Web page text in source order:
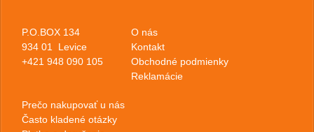
P.O.BOX 134
934 01 Levice
+421 948 090 105
O nás
Kontakt
Obchodné podmienky
Reklamácie
Prečo nakupovať u nás
Často kladené otázky